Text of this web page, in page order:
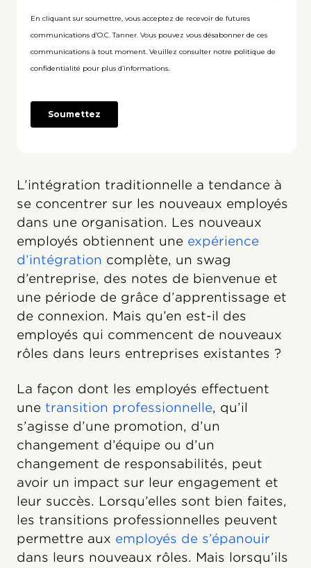
L’intégration traditionnelle a tendance à
se concentrer sur les nouveaux employés
dans une organisation. Les nouveaux
employés obtiennent une expérience
d’intégration complète, un swag
d’entreprise, des notes de bienvenue et
une période de grâce d’apprentissage et
de connexion. Mais qu’en est-il des
employés qui commencent de nouveaux
rôles dans leurs entreprises existantes ?
La façon dont les employés effectuent
une transition professionnelle, qu’il
s’agisse d’une promotion, d’un
changement d’équipe ou d’un
changement de responsabilités, peut
avoir un impact sur leur engagement et
leur succès. Lorsqu’elles sont bien faites,
les transitions professionnelles peuvent
permettre aux employés de s’épanouir
dans leurs nouveaux rôles. Mais lorsqu’ils